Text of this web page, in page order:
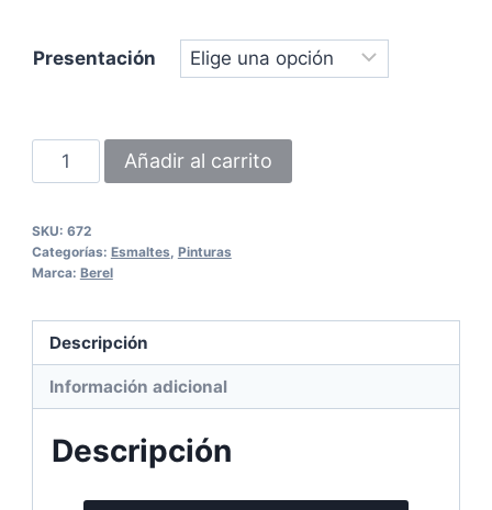
Presentación
Summa
Mate
cantidad
Añadir al carrito
SKU: 672
Categorías: Esmaltes Pinturas
Marca: Berel
Descripción
Información adicional
Descripción